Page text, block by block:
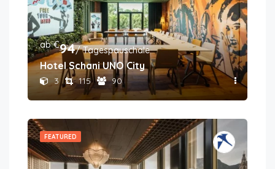
ab €94/ Tagespauschale
Hotel Schani UNO City
3 115 90
FEATURED